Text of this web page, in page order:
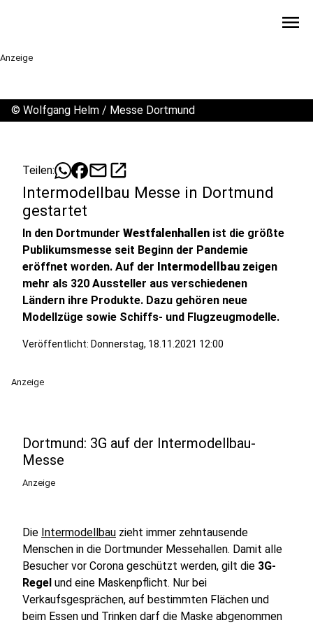
menu
Anzeige
© Wolfgang Helm / Messe Dortmund
Teilen: mailopen_in_new
Intermodellbau Messe in Dortmund
gestartet
In den Dortmunder Westfalenhallen ist die größte
Publikumsmesse seit Beginn der Pandemie
eröffnet worden. Auf der Intermodellbau zeigen
mehr als 320 Aussteller aus verschiedenen
Ländern ihre Produkte. Dazu gehören neue
Modellzüge sowie Schiffs- und Flugzeugmodelle.
Veröffentlicht: Donnerstag, 18.11.2021 12:00
Anzeige
Dortmund: 3G auf der Intermodellbau-
Messe
Anzeige
Die Intermodellbau zieht immer zehntausende
Menschen in die Dortmunder Messehallen. Damit alle
Besucher vor Corona geschützt werden, gilt die 3G-
Regel und eine Maskenpflicht. Nur bei
Verkaufsgesprächen, auf bestimmten Flächen und
beim Essen und Trinken darf die Maske abgenommen